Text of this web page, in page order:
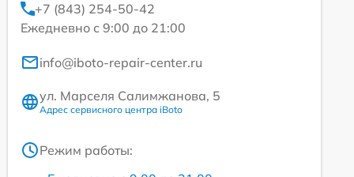
+7 (843) 254-50-42
Ежедневно с 9:00 до 21:00
info@iboto-repair-center.ru
ул. Марселя Салимжанова, 5
Адрес сервисного центра iBoto
Режим работы: